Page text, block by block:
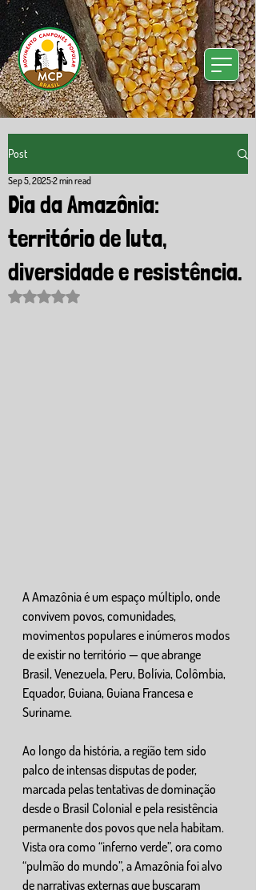
Post
Dia da Amazônia:
território de luta,
diversidade e resistência.
Sep 5, 20252 min read
Rated NaN out of 5 stars.
A Amazônia é um espaço múltiplo, onde
convivem povos, comunidades,
movimentos populares e inúmeros modos
de existir no território — que abrange
Brasil, Venezuela, Peru, Bolívia, Colômbia,
Equador, Guiana, Guiana Francesa e
Suriname.
Ao longo da história, a região tem sido
palco de intensas disputas de poder,
marcada pelas tentativas de dominação
desde o Brasil Colonial e pela resistência
permanente dos povos que nela habitam.
Vista ora como “inferno verde”, ora como
“pulmão do mundo”, a Amazônia foi alvo
de narrativas externas que buscaram